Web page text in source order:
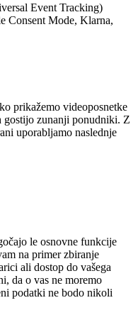
Event Tracking)
Consent Mode, Klarna,
prikažemo videoposnetke
gostijo zunanji ponudniki. Z
uporabljamo naslednje
le osnovne funkcije
na primer zbiranje
ali dostop do vašega
da o vas ne moremo
podatki ne bodo nikoli